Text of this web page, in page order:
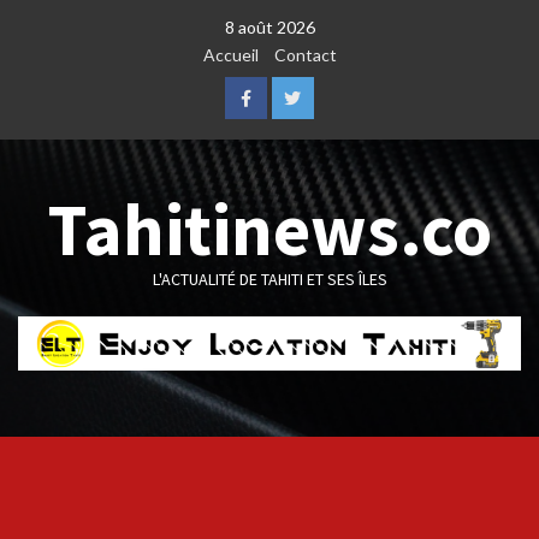
8 août 2026
Accueil
Contact
FacebookTwitter
Tahitinews.co
L'ACTUALITÉ DE TAHITI ET SES ÎLES